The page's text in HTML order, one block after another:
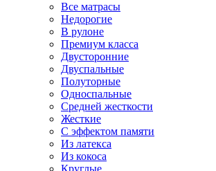
Все матрасы
Недорогие
В рулоне
Премиум класса
Двусторонние
Двуспальные
Полуторные
Односпальные
Средней жесткости
Жесткие
С эффектом памяти
Из латекса
Из кокоса
Круглые